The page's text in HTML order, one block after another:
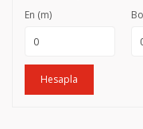
En (m)
Hesapla